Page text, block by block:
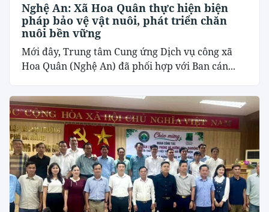
Nghệ An: Xã Hoa Quân thực hiện biện
pháp bảo vệ vật nuôi, phát triển chăn
nuôi bền vững
Mới đây, Trung tâm Cung ứng Dịch vụ công xã
Hoa Quân (Nghệ An) đã phối hợp với Ban cán...